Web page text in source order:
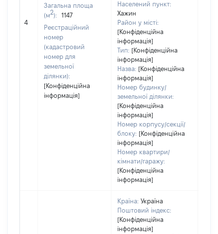
4
Загальна площа
(м2):
1147
Реєстраційний
номер
(кадастровий
номер для
земельної
ділянки):
[Конфіденційна
інформація]
Населений пункт:
Хажин
Район у місті:
[Конфіденційна
інформація]
Тип: [Конфіденційна
інформація]
Назва: [Конфіденційна
інформація]
Номер будинку/
земельної ділянки:
[Конфіденційна
інформація]
Номер корпусу/секції/
блоку: [Конфіденційна
інформація]
Номер квартири/
кімнати/гаражу:
[Конфіденційна
інформація]
Країна: Україна
Поштовий індекс:
[Конфіденційна
інформація]